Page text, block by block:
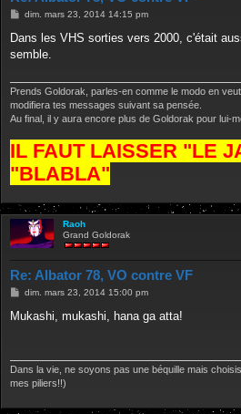
M
s
a
dim. mars 23, 2014 14:15 pm
Dans les VHS sorties vers 2000, c'était
semble.
Prends Goldorak, parles-en comme le modo en
modifiera tes messages suivant sa pensée.
Au final, il y aura encore plus de Goldorak pour lui-
IL FAUT LAISSER "LE
"BLABLA"
Raoh
Grand Goldorak
Re: Albator 78, VO contre VF
M
s
dim. mars 23, 2014 15:00 pm
Mukashi, mukashi, hana ga atta!
Dans la vie, ne soyons pas une béquille mais
mes piliers!!)